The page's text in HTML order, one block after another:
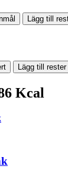
Lägg till
Lägg till rester
Kcal